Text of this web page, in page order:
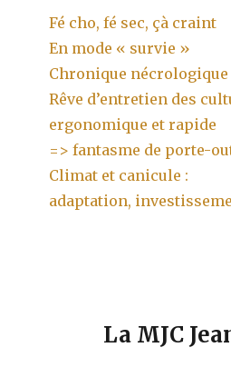
Fé cho, fé sec, çà craint
En mode « survie »
Chronique
Rêve d’entretien des
ergonomique et rapide
=> fantasme de porte-
Climat et canicule :
adaptation,
La MJC